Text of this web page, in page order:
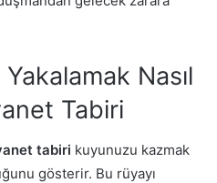
Nasıl
Tabiri
tabiri kuyunuzu kazmak
gösterir. Bu rüyayı